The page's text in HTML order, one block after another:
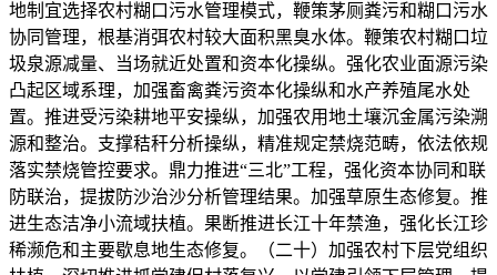
地制宜选择农村糊口污水管理模式，鞭策茅厕粪污和糊口污水
协同管理，根基消弭农村较大面积黑臭水体。鞭策农村糊口垃
圾泉源减量、当场就近处置和资本化操纵。强化农业面源污染
凸起区域系理，加强畜禽粪污资本化操纵和水产养殖尾水处
置。推进受污染耕地平安操纵，加强农用地土壤沉金属污染溯
源和整治。支撑秸秆分析操纵，精准规定禁烧范畴，依法依规
落实禁烧管控要求。鼎力推进“三北”工程，强化资本协同和联
防联治，提拔防沙治沙分析管理结果。加强草原生态修复。推
进生态洁净小流域扶植。果断推进长江十年禁渔，强化长江珍
稀濒危和主要歇息地生态修复。（二十）加强农村下层党组织